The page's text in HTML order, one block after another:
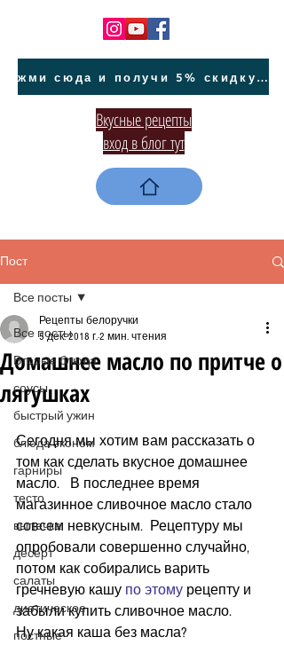
жми сюда и получи 5% скидку на покупку авто на Кипре и автообслуживание
Вкусные рецепты
вход в блог тут
Пост
Все посты
Вторые блюда
соусы
быстрый ужин
блюда эконом
гарниры
тесто
выпечка
десерт
салаты
диетическое
постные
Все посты
Домашнее масло по притче о
лягушках
Рецепты белоручки
5 дек. 2018 г.2 мин. чтения
Сегодня мы хотим вам рассказать о
том как сделать вкусное домашнее
масло.   В последнее время
магазинное сливочное масло стало
совсем невкусным.  Рецептуру мы
опробовали совершенно случайно,
потом как собирались варить
гречневую кашу по этому рецепту и
забыли купить сливочное масло.
Ну какая каша без масла?